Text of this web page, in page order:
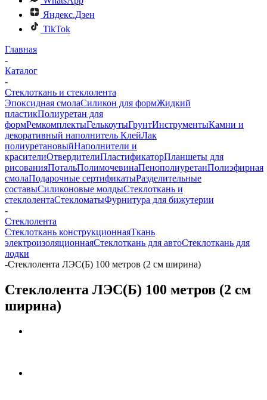
Яндекс.Дзен
TikTok
Главная
-
Каталог
-
Стеклоткань и стеклолента
Эпоксидная смолаСиликон для формЖидкий
пластикПолиуретан для
формРемкомплектыГелькоутыГрунтИнструментыКамни и
декоративный наполнитель КлейЛак
полиуретановыйНаполнители и
красителиОтвердителиПластификаторПланшеты для
рисованияПотальПолимочевинаПенополиуретанПолиэфирная
смолаПодарочные сертификатыРазделительные
составыСиликоновые молдыСтеклоткань и
стеклолентаСтекломатыФурнитура для бижутерии
-
Стеклолента
Стеклоткань конструкционнаяТкань
электроизоляционнаяСтеклоткань для автоСтеклоткань для
лодки
-Стеклолента ЛЭС(Б) 100 метров (2 см ширина)
Стеклолента ЛЭС(Б) 100 метров (2 см
ширина)